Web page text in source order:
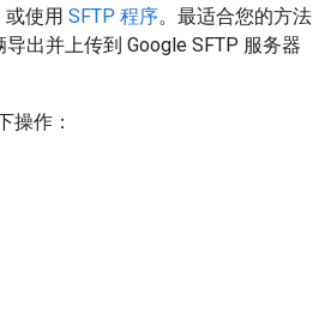
或使用 SFTP 程序。最适合您的方法
出并上传到 Google SFTP 服务器
操作：